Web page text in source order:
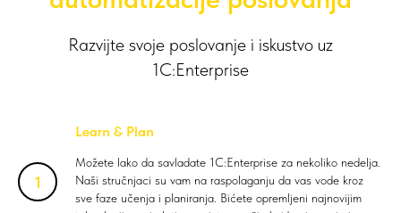
Razvijte svoje poslovanje i iskustvo uz
1C:Enterprise
Learn & Plan
Možete lako da savladate 1C:Enterprise za nekoliko nedelja.
Naši stručnjaci su vam na raspolaganju da vas vode kroz
sve faze učenja i planiranja. Bićete opremljeni najnovijim